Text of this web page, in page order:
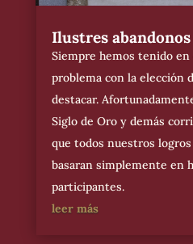
Ilustres abandonos
Siempre hemos tenido
problema con la elección
destacar.
Siglo de Oro y demás
que todos nuestros
basaran simplemente en
participantes.
leer más